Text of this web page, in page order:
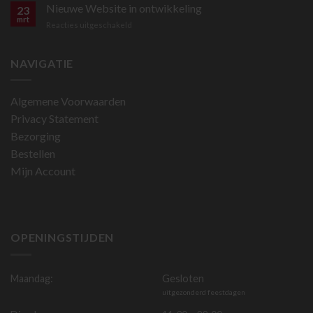
bestellen
is
23
mrt
Nieuwe Website in ontwikkeling
NAVIGATIE
Algemene Voorwaarden
Privacy Statement
Bezorging
Bestellen
Mijn Account
OPENINGSTIJDEN
Maandag: Gesloten
uitgezonderd feestdagen